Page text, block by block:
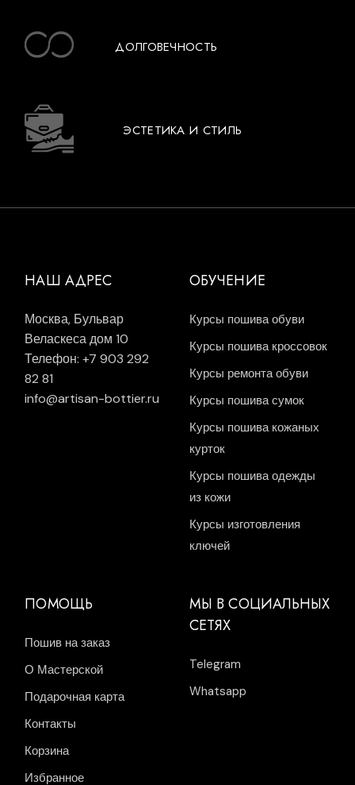
ДОЛГОВЕЧНОСТЬ
ЭСТЕТИКА И СТИЛЬ
НАШ АДРЕС
Москва, Бульвар
Веласкеса дом 10
Телефон: +7 903 292
82 81
info@artisan-bottier.ru
ОБУЧЕНИЕ
Курсы пошива обуви
Курсы пошива кроссовок
Курсы ремонта обуви
Курсы пошива сумок
Курсы пошива кожаных
курток
Курсы пошива одежды
из кожи
Курсы изготовления
ключей
ПОМОЩЬ
Пошив на заказ
О Мастерской
Подарочная карта
Контакты
Корзина
Избранное
МЫ В СОЦИАЛЬНЫХ
СЕТЯХ
Telegram
Whatsapp